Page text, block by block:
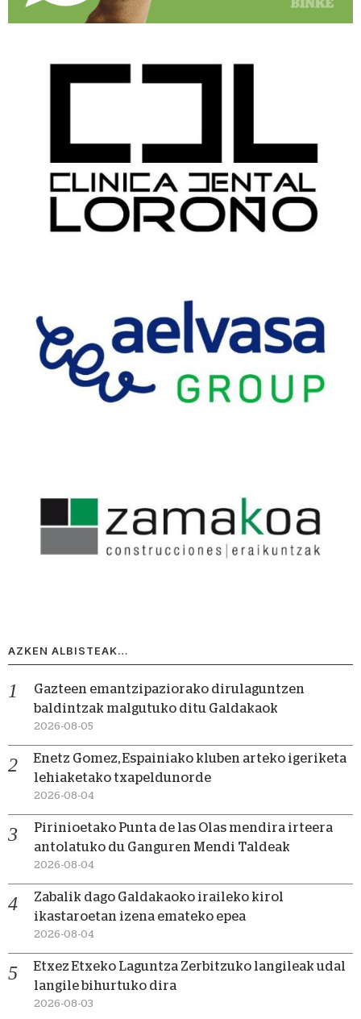
AZKEN ALBISTEAK…
Gazteen emantzipaziorako dirulaguntzen
baldintzak malgutuko ditu Galdakaok
2026-08-05
Enetz Gomez, Espainiako kluben arteko igeriketa
lehiaketako txapeldunorde
2026-08-04
Pirinioetako Punta de las Olas mendira irteera
antolatuko du Ganguren Mendi Taldeak
2026-08-04
Zabalik dago Galdakaoko iraileko kirol
ikastaroetan izena emateko epea
2026-08-04
Etxez Etxeko Laguntza Zerbitzuko langileak udal
langile bihurtuko dira
2026-08-03